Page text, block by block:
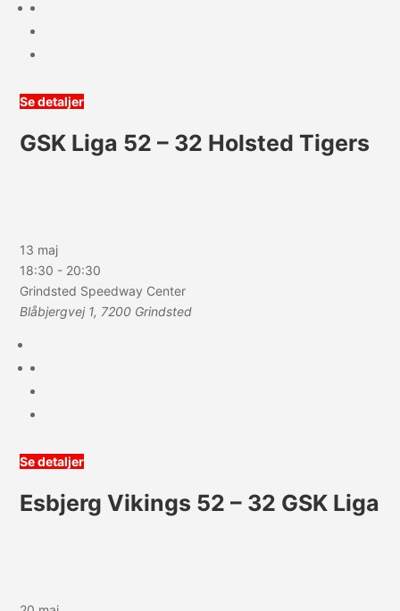
Se detaljer
GSK Liga 52 – 32 Holsted Tigers
13 maj
18:30 - 20:30
Grindsted Speedway Center
Blåbjergvej 1, 7200 Grindsted
Se detaljer
Esbjerg Vikings 52 – 32 GSK Liga